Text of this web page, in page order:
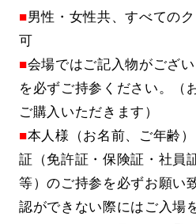
■男性・女性共、すべての
可
■会場ではご記入物がござ
を必ずご持参ください。（
ご購入いただきます）
■本人様（お名前、ご年齢
証（免許証・保険証・社員
等）のご持参を必ずお願い
認ができない際にはご入場